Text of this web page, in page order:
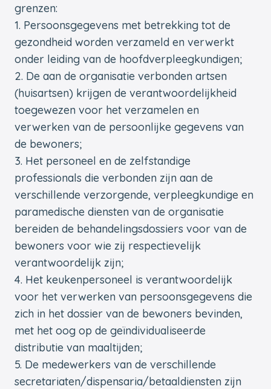
grenzen:
Persoonsgegevens met betrekking tot de
gezondheid worden verzameld en verwerkt
onder leiding van de hoofdverpleegkundigen;
De aan de organisatie verbonden artsen
(huisartsen) krijgen de verantwoordelijkheid
toegewezen voor het verzamelen en
verwerken van de persoonlijke gegevens van
de bewoners;
Het personeel en de zelfstandige
professionals die verbonden zijn aan de
verschillende verzorgende, verpleegkundige en
paramedische diensten van de organisatie
bereiden de behandelingsdossiers voor van de
bewoners voor wie zij respectievelijk
verantwoordelijk zijn;
Het keukenpersoneel is verantwoordelijk
voor het verwerken van persoonsgegevens die
zich in het dossier van de bewoners bevinden,
met het oog op de geïndividualiseerde
distributie van maaltijden;
De medewerkers van de verschillende
secretariaten/dispensaria/betaaldiensten zijn